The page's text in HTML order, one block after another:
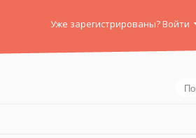
Уже зарегистрированы? Войти